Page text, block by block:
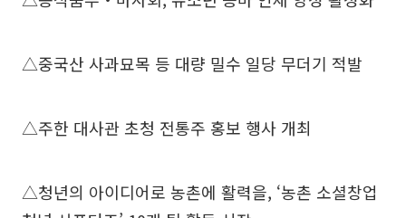
△중국산 사과묘목 등 대량 밀수 일당 무더기 적발
△주한 대사관 초청 전통주 홍보 행사 개최
△청년의 아이디어로 농촌에 활력을, ‘농촌 소셜창업